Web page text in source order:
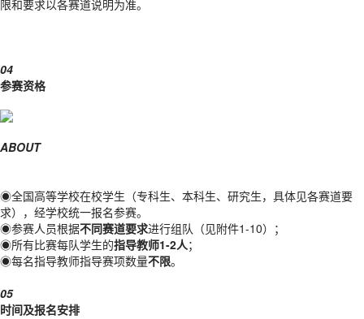
限和要求以各赛道说明为准。
04
参赛资格
ABOUT
◉全国高等学校在校学生（专科生、本科生、研究生，具体见各赛道要
求），经学校统一报名参赛。
◉参赛人员根据不同赛道要求进行组队（见附件1-10）；
◉所有比赛每队学生的指导教师1-2人；
◉每名指导教师指导赛项数量不限。
05
时间及报名安排